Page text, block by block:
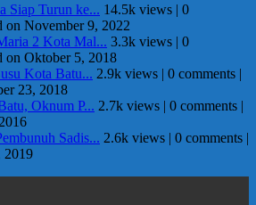
Siap Turun ke... 14.5k views | 0
on November 9, 2022
2 Kota Mal... 3.3k views | 0
on Oktober 5, 2018
Kota Batu... 2.9k views | 0 comments |
23, 2018
Oknum P... 2.7k views | 0 comments |
Sadis... 2.6k views | 0 comments |
2019